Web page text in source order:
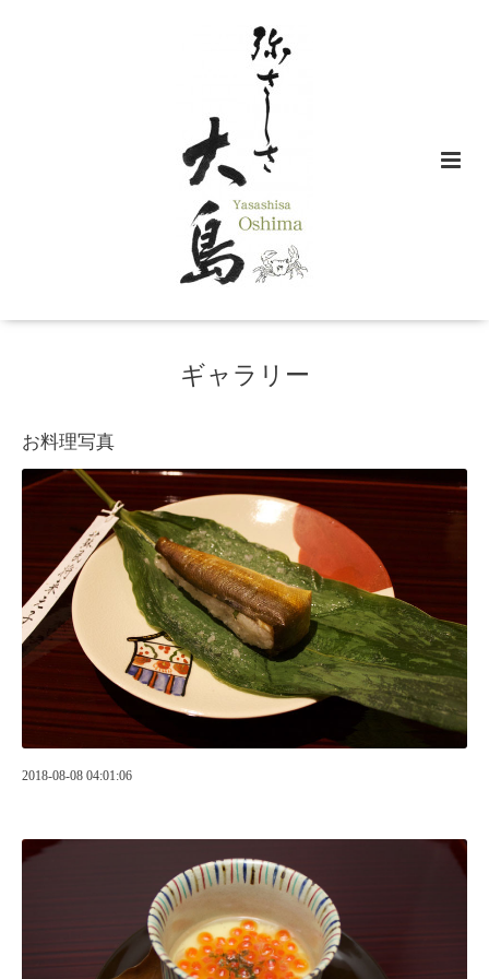
ギャラリー
お料理写真
2018-08-08 04:01:06